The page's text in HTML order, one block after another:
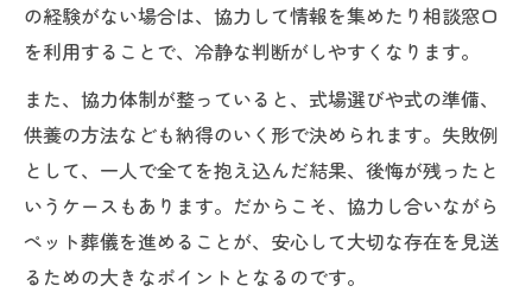
の経験がない場合は、協力して情報を集めたり相談窓口
を利用することで、冷静な判断がしやすくなります。
また、協力体制が整っていると、式場選びや式の準備、
供養の方法なども納得のいく形で決められます。失敗例
として、一人で全てを抱え込んだ結果、後悔が残ったと
いうケースもあります。だからこそ、協力し合いながら
ペット葬儀を進めることが、安心して大切な存在を見送
るための大きなポイントとなるのです。